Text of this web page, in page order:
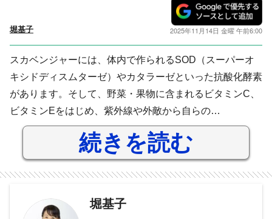
堀基子 2025年11月14日 金曜 午前6:00
スカベンジャーには、体内で作られるSOD（スーパーオ
キシドディスムターゼ）やカタラーゼといった抗酸化酵素
があります。そして、野菜・果物に含まれるビタミンC、
ビタミンEをはじめ、紫外線や外敵から自らの…
続きを読む
堀基子